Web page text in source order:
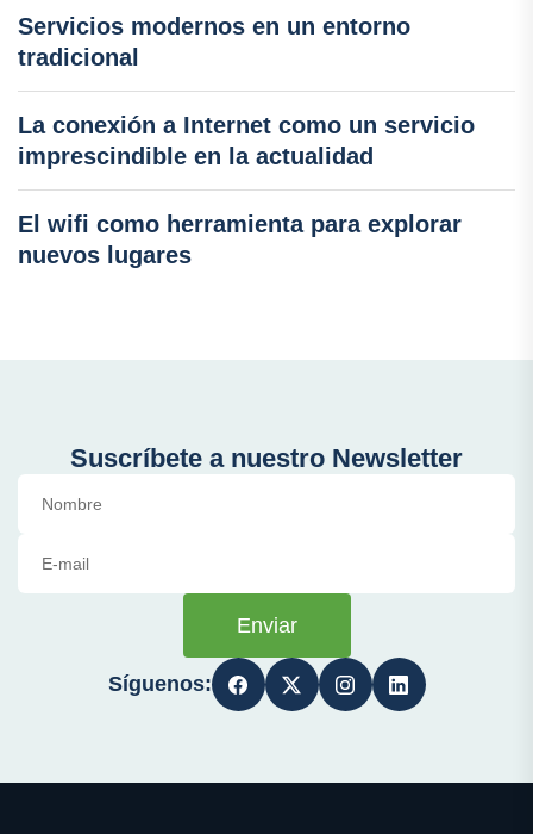
Servicios modernos en un entorno
tradicional
La conexión a Internet como un servicio
imprescindible en la actualidad
El wifi como herramienta para explorar
nuevos lugares
Suscríbete a nuestro Newsletter
Enviar
Síguenos: